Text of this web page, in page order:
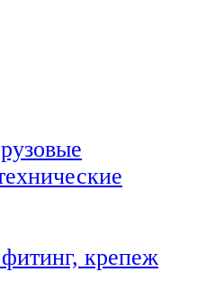
крепеж